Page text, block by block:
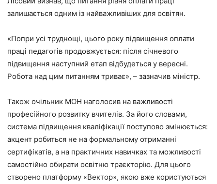
залишається одним із найважливіших для освітян.
«Попри усі труднощі, цього року підвищення оплати
праці педагогів продовжується: після січневого
підвищення наступний етап відбудеться у вересні.
Робота над цим питанням триває», – зазначив міністр.
Також очільник МОН наголосив на важливості
професійного розвитку вчителів. За його словами,
система підвищення кваліфікації поступово змінюється:
акцент робиться не на формальному отриманні
сертифікатів, а на практичних навичках та можливості
самостійно обирати освітню траєкторію. Для цього
створено платформу «Вектор», якою вже користуються